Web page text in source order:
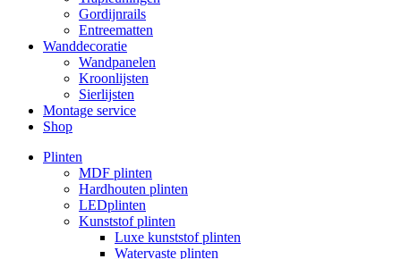
Gordijnrails
Entreematten
Wanddecoratie
Wandpanelen
Kroonlijsten
Sierlijsten
Montage service
Shop
Plinten
MDF plinten
Hardhouten plinten
LEDplinten
Kunststof plinten
Luxe kunststof plinten
Watervaste plinten